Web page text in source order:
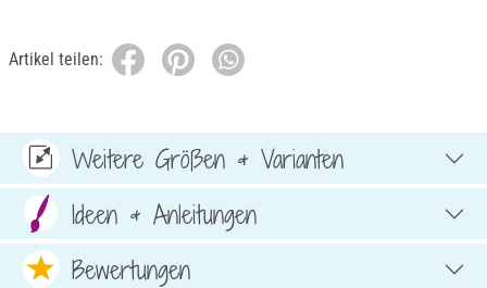
Artikel teilen:
Weitere Größen & Varianten
Ideen & Anleitungen
Bewertungen